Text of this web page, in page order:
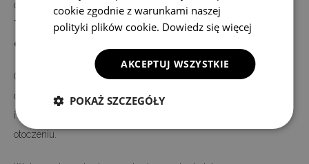
czy biuro - ten obraz z mchu doskonale uzupełni
Twojego wnętrza, wprowadzając zielony,
odświeżający
Odkryj naturę w nowoczesnym wydaniu. Wybierz nasz unikalny
obraz Paw z mchu chrobotka, który nie tylko zaprasza do relaksu
i kontemplacji, ale również poprawia jakość powietrza w Twoim
otoczeniu.
cookie zgodnie z warunkami naszej
polityki plików cookie. Dowiedz się więcej
AKCEPTUJ WSZYSTKIE
POKAŻ SZCZEGÓŁY